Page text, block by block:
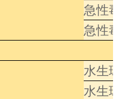
急性毒
急性毒
水生環
水生環